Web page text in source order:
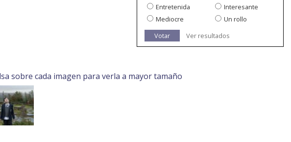
Entretenida
Interesante
Mediocre
Un rollo
Votar
Ver resultados
sobre cada imagen para verla a mayor tamaño